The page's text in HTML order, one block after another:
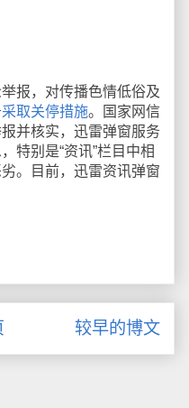
报，对传播色情低俗及
采取关停措施。国家网信
并核实，迅雷弹窗服务
特别是“资讯”栏目中相
。目前，迅雷资讯弹窗
较早的博文